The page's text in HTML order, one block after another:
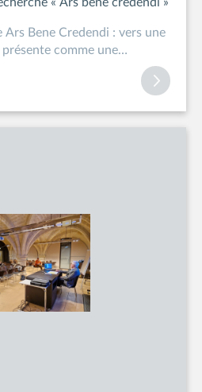
Ars Bene Credendi : vers une
comme une